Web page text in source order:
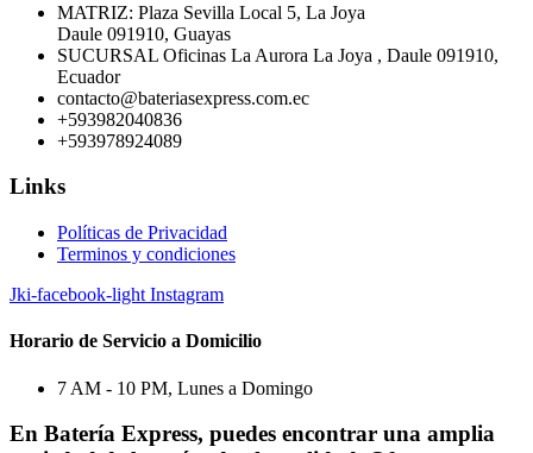
MATRIZ: Plaza Sevilla Local 5, La Joya
Daule 091910, Guayas
SUCURSAL Oficinas La Aurora La Joya , Daule 091910,
Ecuador
contacto@bateriasexpress.com.ec
+593982040836
+593978924089
Links
Políticas de Privacidad
Terminos y condiciones
Jki-facebook-light Instagram
Horario de Servicio a Domicilio
7 AM - 10 PM, Lunes a Domingo
En Batería Express, puedes encontrar una amplia